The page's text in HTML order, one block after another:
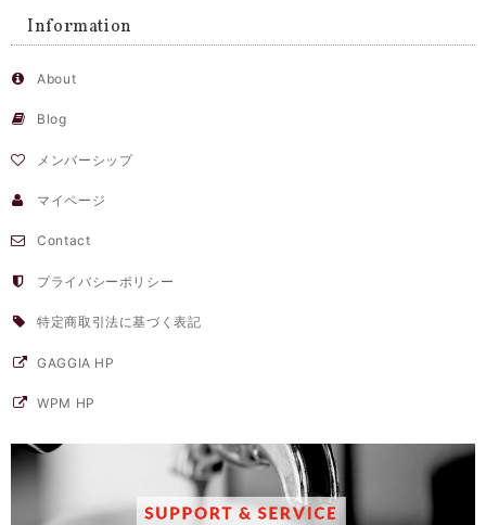
Information
About
Blog
メンバーシップ
マイページ
Contact
プライバシーポリシー
特定商取引法に基づく表記
GAGGIA HP
WPM HP